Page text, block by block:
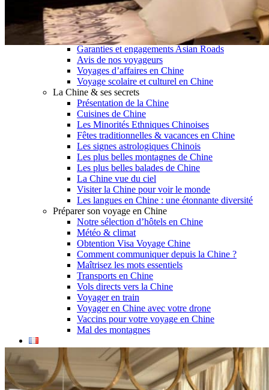
Infos pratiques
Notre agence
Notre agence en Chine
Réseau Asian Roads
Garanties et engagements Asian Roads
Avis de nos voyageurs
Voyages d’affaires en Chine
Voyage scolaire et culturel en Chine
La Chine & ses secrets
Présentation de la Chine
Cuisines de Chine
Les Minorités Ethniques Chinoises
Fêtes traditionnelles & vacances en Chine
Les signes astrologiques Chinois
Les plus belles montagnes de Chine
Les plus belles balades de Chine
La Chine vue du ciel
Visiter la Chine pour voir le monde
Les langues en Chine : une étonnante diversité
Préparer son voyage en Chine
Notre sélection d’hôtels en Chine
Météo & climat
Obtention Visa Voyage Chine
Comment communiquer depuis la Chine ?
Maîtrisez les mots essentiels
Transports en Chine
Vols directs vers la Chine
Voyager en train
Voyager en Chine avec votre drone
Vaccins pour votre voyage en Chine
Mal des montagnes
Demande d’info
09 83 07 44 60